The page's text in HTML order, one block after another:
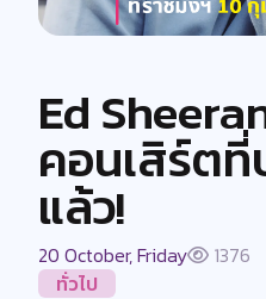
Ed
คอนเสิร์ตที่
แล้ว!
20 October, Friday
1376
ทั่วไป